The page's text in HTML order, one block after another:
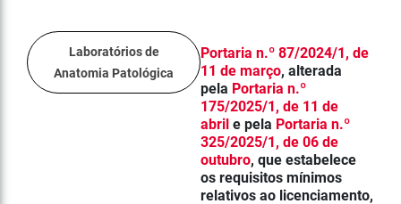
Laboratórios de
Anatomia Patológica
Portaria n.º 87/2024/1, de
11 de março, alterada
pela Portaria n.º
175/2025/1, de 11 de
abril e pela Portaria n.º
325/2025/1, de 06 de
outubro, que estabelece
os requisitos mínimos
relativos ao licenciamento,